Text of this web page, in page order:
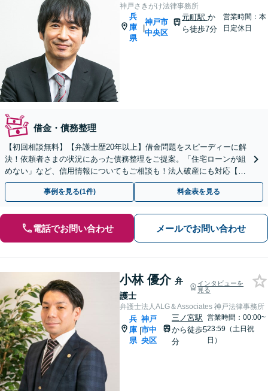
神戸さきがけ法律事務所
兵
庫
県
|
神戸市
中央区
元町駅 か
ら徒歩7分
営業時間：本
日定休日
借金・債務整理
【初回相談無料】【弁護士歴20年以上】借金問題をスピーディーに解
決！依頼者さまの状況にあった債務整理をご提案。「住宅ローンが組
めない」など、信用情報についてもご相談も！法人破産にも対応【夜
間・休日相談可】【元町駅7分】
事例を見る(1件) 料金表を見る
電話でお問い合わせ メールでお問い合わせ
小林 優介 弁
護士
インタビューを
見る
弁護士法人ALG＆Associates 神戸法律事務所
兵
庫
県
|
神戸
市中
央区
三ノ宮駅
から徒歩5
分
営業時間：00:00~
23:59（土日祝
日）